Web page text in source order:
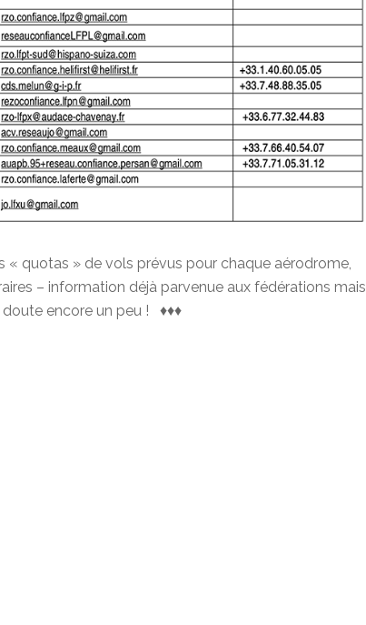
« quotas » de vols prévus pour chaque aérodrome,
– information déjà parvenue aux fédérations mais
encore un peu ! ♦♦♦